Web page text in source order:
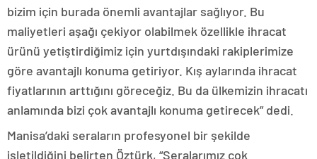
bizim için burada önemli avantajlar sağlıyor. Bu
maliyetleri aşağı çekiyor olabilmek özellikle ihracat
ürünü yetiştirdiğimiz için yurtdışındaki rakiplerimize
göre avantajlı konuma getiriyor. Kış aylarında ihracat
fiyatlarının arttığını göreceğiz. Bu da ülkemizin ihracatı
anlamında bizi çok avantajlı konuma getirecek” dedi.
Manisa’daki seraların profesyonel bir şekilde
işletildiğini belirten Öztürk, “Seralarımız çok